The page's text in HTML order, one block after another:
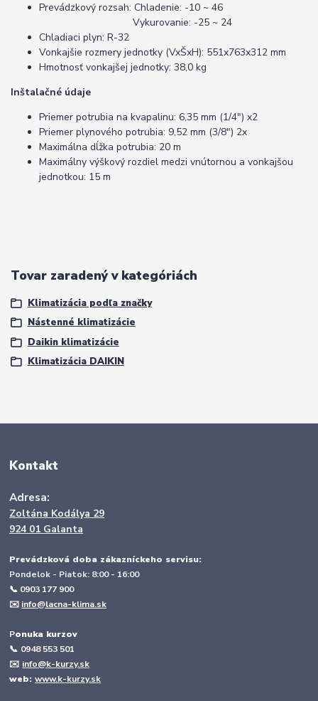
Prevádzkový rozsah: Chladenie: -10 ~ 46
Vykurovanie: -25 ~ 24
Chladiaci plyn: R-32
Vonkajšie rozmery jednotky (VxŠxH): 551x763x312 mm
Hmotnosť vonkajšej jednotky: 38,0 kg
Inštalačné údaje
Priemer potrubia na kvapalinu: 6,35 mm (1/4") x2
Priemer plynového potrubia: 9,52 mm (3/8") 2x
Maximálna dĺžka potrubia: 20 m
Maximálny výškový rozdiel medzi vnútornou a vonkajšou
jednotkou: 15 m
Tovar zaradený v kategóriách
Klimatizácia podľa značky
Nástenné klimatizácie
Daikin klimatizácie
Klimatizácia DAIKIN
Kontakt
Adresa:
Zoltána Kodálya 29
924 01 Galanta
Prevádzková doba zákazníckeho servisu:
Pondelok - Piatok: 8:00 - 16:00
📞 0903 177 900
✉️ info@lacna-klima.sk
Ponuka kurzov
📞 0948 553 501
✉️ info@k-kurzy.sk
web:www.k-kurzy.sk